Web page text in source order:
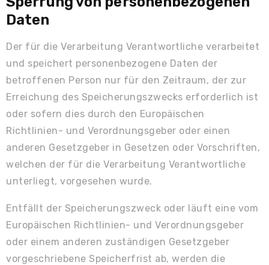
Daten
Der für die Verarbeitung Verantwortliche verarbeitet
und speichert personenbezogene Daten der
betroffenen Person nur für den Zeitraum, der zur
Erreichung des Speicherungszwecks erforderlich ist
oder sofern dies durch den Europäischen
Richtlinien- und Verordnungsgeber oder einen
anderen Gesetzgeber in Gesetzen oder Vorschriften,
welchen der für die Verarbeitung Verantwortliche
unterliegt, vorgesehen wurde.
Entfällt der Speicherungszweck oder läuft eine vom
Europäischen Richtlinien- und Verordnungsgeber
oder einem anderen zuständigen Gesetzgeber
vorgeschriebene Speicherfrist ab, werden die